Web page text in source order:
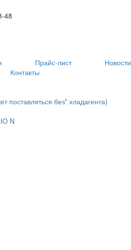
48
Прайс-лист Новости
Контакты
без* хладагента)
N